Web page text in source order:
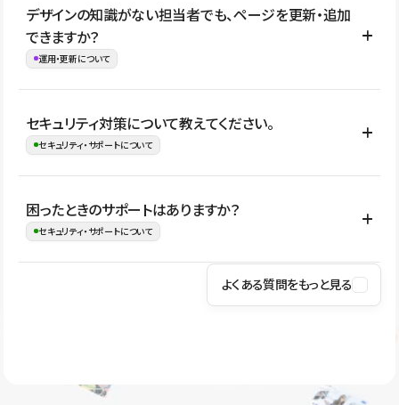
ない段階でも、お問い合わせください。
お問合せはこちら
公開ページ数、バージョン履歴の期間、CMS利用数の上限、権限
管理の有無などがプランごとに異なります。詳しくは料金プランペ
ージをご覧ください。
デザインの知識がない担当者でも、ページを更新・追加
できますか？
運用・更新について
はい。CMSやコンポーネントを活用して更新範囲を設計しておく
ことで、デザインを崩しにくい状態で運用できます。 さらにコン
ながらレイアウトに影響を与えずに更新作業を進めやすくなりま
す。
セキュリティ対策について教えてください。
セキュリティ・サポートについて
Studioでは、公開サイトやサービスを安全に利用できるよう、通信
の暗号化、データ保護、アクセス管理、脆弱性対策など、複数の観
はSSL/TLSによる通信暗号化に対応しており、悪質なスクリプトの
困ったときのサポートはありますか？
セキュリティ・サポートについて
操作方法や機能については、ヘルプセンターでご確認いただけま
ユーザー同士で質問・相談できるコミュニティもご利用ください。
よくある質問をもっと見る